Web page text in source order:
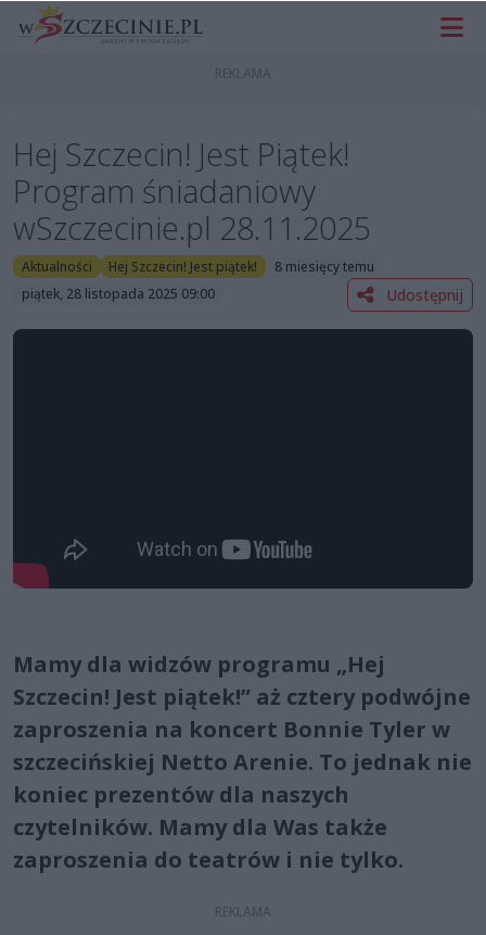
Hej Szczecin! Jest Piątek!
Program śniadaniowy
wSzczecinie.pl 28.11.2025
Aktualności Hej Szczecin! Jest piątek!
8 miesięcy temu
piątek, 28 listopada 2025 09:00
Udostępnij
Mamy dla widzów programu „Hej
Szczecin! Jest piątek!” aż cztery podwójne
zaproszenia na koncert Bonnie Tyler w
szczecińskiej Netto Arenie. To jednak nie
koniec prezentów dla naszych
czytelników. Mamy dla Was także
zaproszenia do teatrów i nie tylko.